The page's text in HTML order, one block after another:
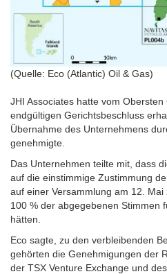
(Quelle: Eco (Atlantic) Oil & Gas)
JHI Associates hatte vom
endgültigen Gerichtsbeschluss
Übernahme des Unternehmens
genehmigte.
Das Unternehmen teilte mit, dass
auf die einstimmige Zustimmung
auf einer Versammlung am 12.
100 % der abgegebenen Stimmen
hätten.
Eco sagte, zu den verbleibenden
gehörten die Genehmigungen der
der TSX Venture Exchange und